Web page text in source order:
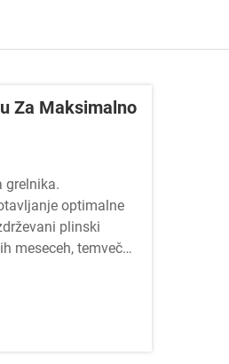
Za Maksimalno
grelnika.
optimalne
plinski
meseceh, temveč